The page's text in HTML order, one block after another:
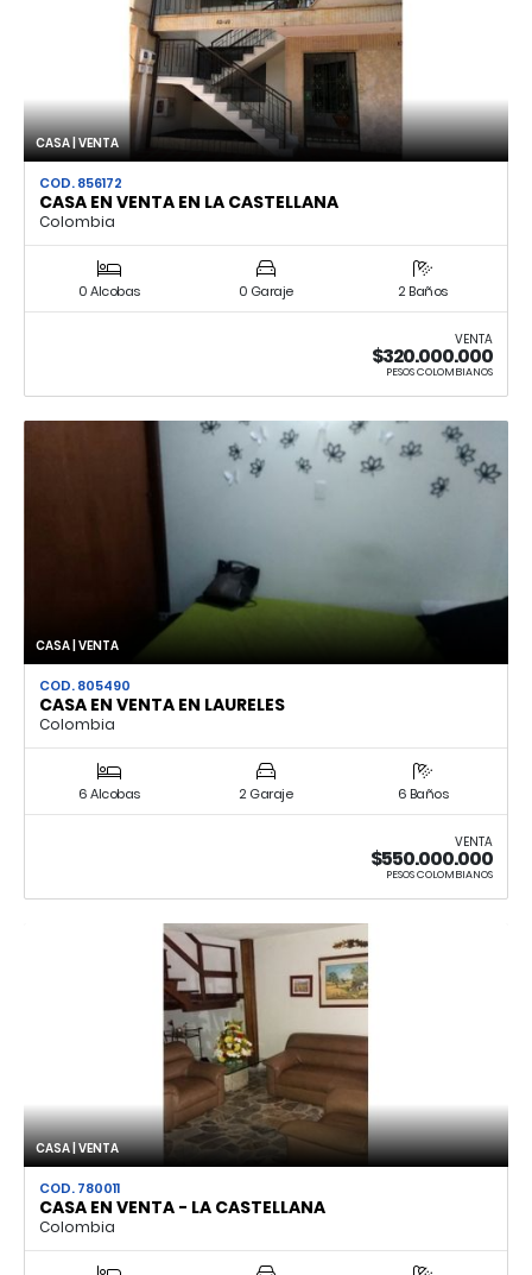
CASA | VENTA
COD. 856172
CASA EN VENTA EN LA CASTELLANA
Colombia
0 Alcobas 0 Garaje 2 Baños
VENTA
$320.000.000
PESOS COLOMBIANOS
CASA | VENTA
COD. 805490
CASA EN VENTA EN LAURELES
Colombia
6 Alcobas 2 Garaje 6 Baños
VENTA
$550.000.000
PESOS COLOMBIANOS
CASA | VENTA
COD. 780011
CASA EN VENTA - LA CASTELLANA
Colombia